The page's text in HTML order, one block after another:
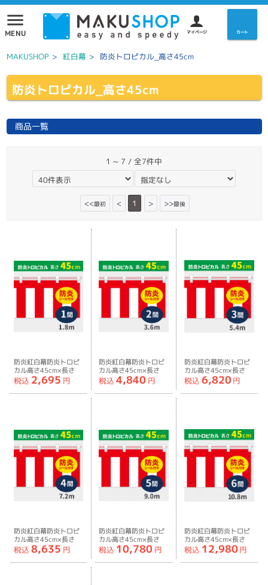
menu
MENU マイページ カート
MAKUSHOP > 紅白幕 > 防炎トロピカル_高さ45cm
防炎トロピカル_高さ45cm
商品一覧
1 ~ 7 / 全7件中
<<最初 < 1 > >>最後
防炎紅白幕防炎トロピ
カル高さ45cm×長さ
1.8m紅白ひも付
税込 2,695 円
防炎紅白幕防炎トロピ
カル高さ45cm×長さ
3.6m紅白ひも付
税込 4,840 円
防炎紅白幕防炎トロピ
カル高さ45cm×長さ
5.4m紅白ひも付
税込 6,820 円
防炎紅白幕防炎トロピ
カル高さ45cm×長さ
7.2m紅白ひも付
税込 8,635 円
防炎紅白幕防炎トロピ
カル高さ45cm×長さ
9.0m紅白ひも付
税込 10,780 円
防炎紅白幕防炎トロピ
カル高さ45cm×長さ
10.8m紅白ひも付
税込 12,980 円